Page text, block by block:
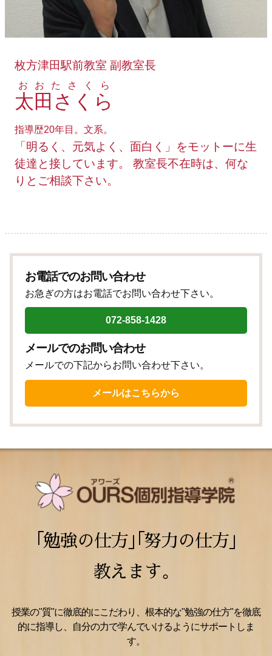
枚方津田駅前教室 副教室長
太田さくら
おおたさくら
指導歴20年目。文系。
「明るく、元気よく、面白く」をモットーに生
徒達と接しています。 教室長不在時は、何な
りとご相談下さい。
お電話でのお問い合わせ
お急ぎの方はお電話でお問い合わせ下さい。
072-858-1428
メールでのお問い合わせ
メールでの下記からお問い合わせ下さい。
メールはこちらから
｢勉強の仕方｣｢努力の仕方｣
教えます。
授業の"質"に徹底的にこだわり、根本的な"勉強の仕方"を徹底
的に指導し、自分の力で学んでいけるようにサポートしま
す。